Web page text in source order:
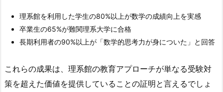
理系館を利用した学生の80%以上が数学の成績向上を実感
卒業生の65%が難関理系大学に合格
長期利用者の90%以上が「数学的思考力が身についた」と回答
これらの成果は、理系館の教育アプローチが単なる受験対
策を超えた価値を提供していることの証明と言えるでしょ